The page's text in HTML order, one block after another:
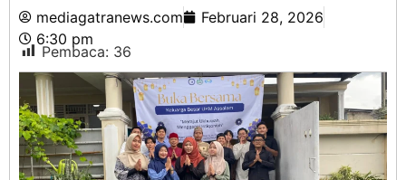
mediagatranews.com
Februari 28, 2026
6:30 pm
Pembaca: 36